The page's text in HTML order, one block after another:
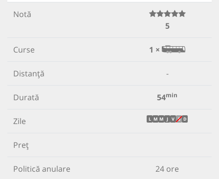
Notă
5
Curse 1 ×
Distanță -
Durată 54min
Zile L M M J V S D
Preț
Politică anulare 24 ore